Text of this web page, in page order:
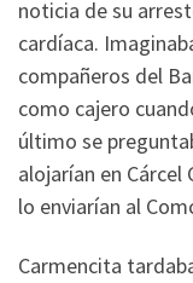
noticia de su
cardíaca.
compañeros del
como cajero
último se
alojarían en
lo enviarían al
Carmencita